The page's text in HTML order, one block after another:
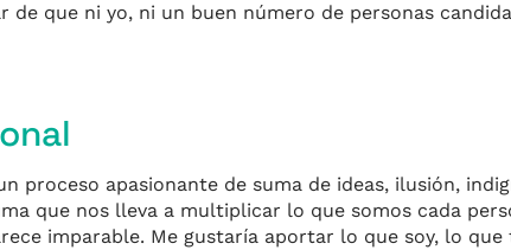
de que ni yo, ni un buen número de personas
proceso apasionante de suma de ideas, ilusión,
que nos lleva a multiplicar lo que somos cada
imparable. Me gustaría aportar lo que soy, lo que